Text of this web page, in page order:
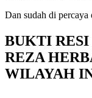
Dan sudah di percaya
BUKTI
REZA
WILAYAH